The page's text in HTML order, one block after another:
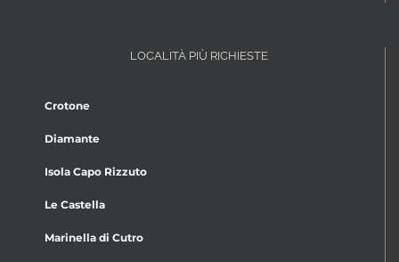
LOCALITÀ PIÙ RICHIESTE
Crotone
Diamante
Isola Capo Rizzuto
Le Castella
Marinella di Cutro